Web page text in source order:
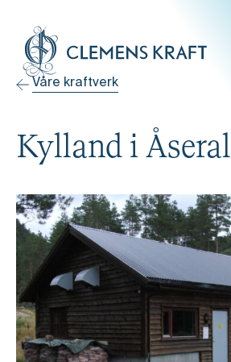
Våre kraftverk
Kylland i Åseral